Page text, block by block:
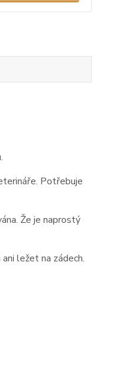
Potřebuje
Že je naprostý
ležet na zádech.